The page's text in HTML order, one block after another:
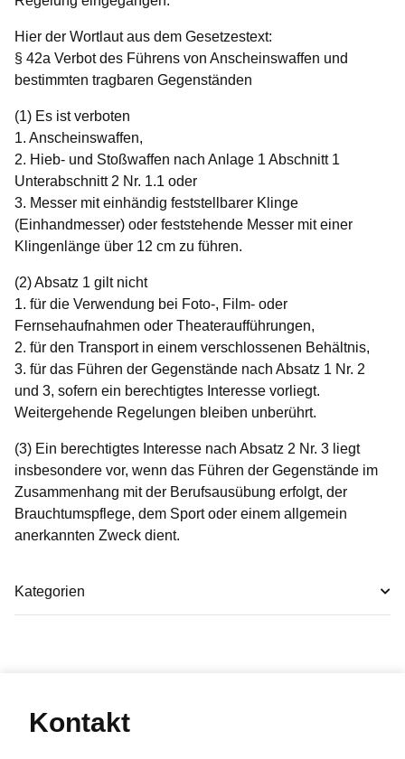
Hier der Wortlaut aus dem Gesetzestext:
§ 42a Verbot des Führens von Anscheinswaffen und
bestimmten tragbaren Gegenständen
(1) Es ist verboten
1. Anscheinswaffen,
2. Hieb- und Stoßwaffen nach Anlage 1 Abschnitt 1
Unterabschnitt 2 Nr. 1.1 oder
3. Messer mit einhändig feststellbarer Klinge
(Einhandmesser) oder feststehende Messer mit einer
Klingenlänge über 12 cm zu führen.
(2) Absatz 1 gilt nicht
1. für die Verwendung bei Foto-, Film- oder
Fernsehaufnahmen oder Theateraufführungen,
2. für den Transport in einem verschlossenen Behältnis,
3. für das Führen der Gegenstände nach Absatz 1 Nr. 2
und 3, sofern ein berechtigtes Interesse vorliegt.
Weitergehende Regelungen bleiben unberührt.
(3) Ein berechtigtes Interesse nach Absatz 2 Nr. 3 liegt
insbesondere vor, wenn das Führen der Gegenstände im
Zusammenhang mit der Berufsausübung erfolgt, der
Brauchtumspflege, dem Sport oder einem allgemein
anerkannten Zweck dient.
Kategorien
Kontakt